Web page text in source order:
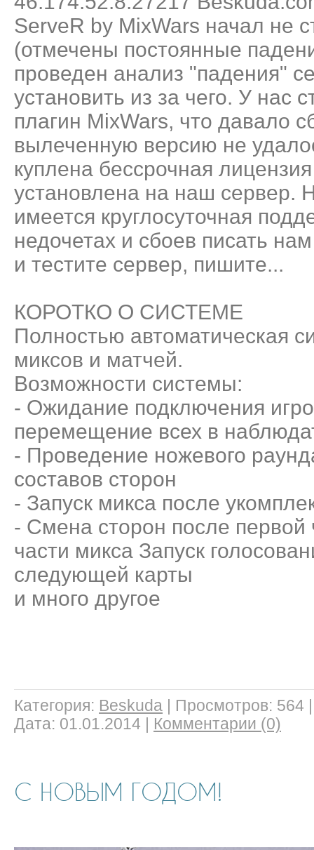
ServeR by MixWars начал не
(отмечены постоянные
проведен анализ "падения"
установить из за чего. У нас
плагин MixWars, что давало
вылеченную версию не
куплена бессрочная
установлена на наш сервер.
имеется круглосуточная
недочетах и сбоев писать
и тестите сервер, пишите...
КОРОТКО О СИСТЕМЕ
Полностью автоматическая
миксов и матчей.
Возможности системы:
- Ожидание подключения
перемещение всех в
- Проведение ножевого
составов сторон
- Запуск микса после
- Смена сторон после первой
части микса Запуск
следующей карты
и много другое
Категория: Beskuda Просмотров: 564
Дата: 01.01.2014 Комментарии (0)
С НОВЫМ ГОДОМ!